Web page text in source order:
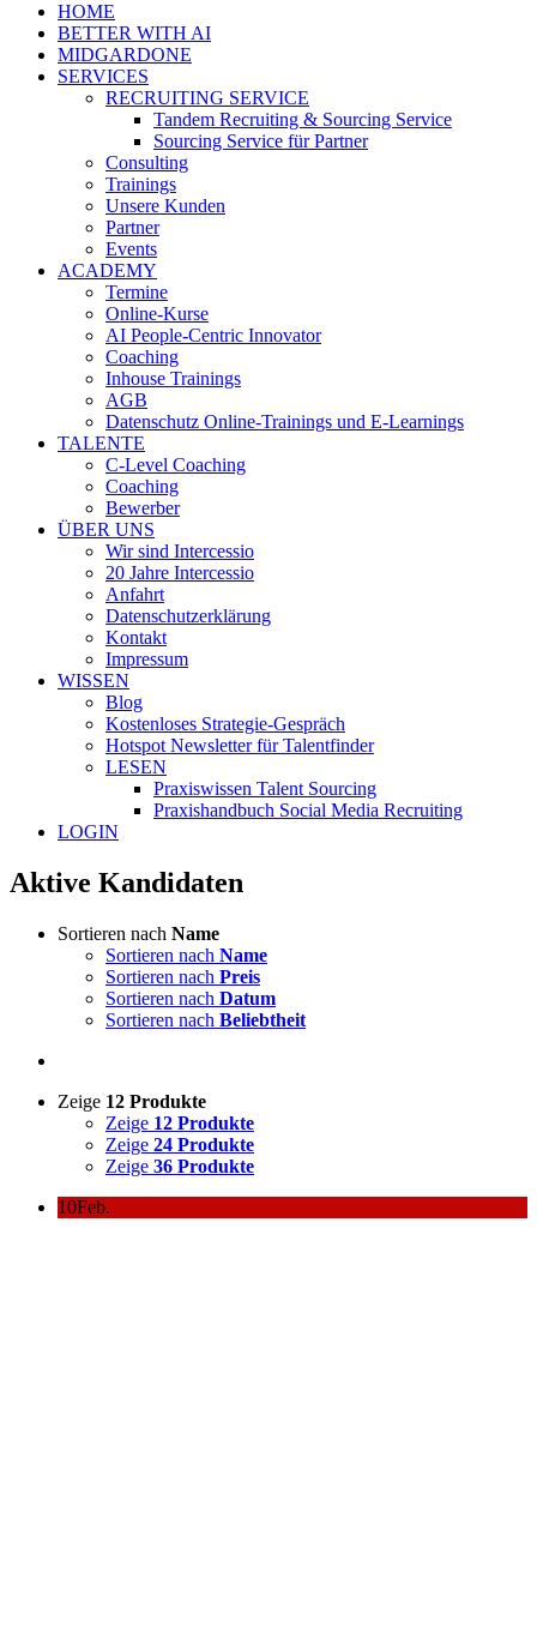
HOME
BETTER WITH AI
MIDGARDONE
SERVICES
RECRUITING SERVICE
Tandem Recruiting & Sourcing Service
Sourcing Service für Partner
Consulting
Trainings
Unsere Kunden
Partner
Events
ACADEMY
Termine
Online-Kurse
AI People-Centric Innovator
Coaching
Inhouse Trainings
AGB
Datenschutz Online-Trainings und E-Learnings
TALENTE
C-Level Coaching
Coaching
Bewerber
ÜBER UNS
Wir sind Intercessio
20 Jahre Intercessio
Anfahrt
Datenschutzerklärung
Kontakt
Impressum
WISSEN
Blog
Kostenloses Strategie-Gespräch
Hotspot Newsletter für Talentfinder
LESEN
Praxiswissen Talent Sourcing
Praxishandbuch Social Media Recruiting
LOGIN
Aktive Kandidaten
Sortieren nach Name
Sortieren nach Name
Sortieren nach Preis
Sortieren nach Datum
Sortieren nach Beliebtheit
Zeige 12 Produkte
Zeige 12 Produkte
Zeige 24 Produkte
Zeige 36 Produkte
10Feb.